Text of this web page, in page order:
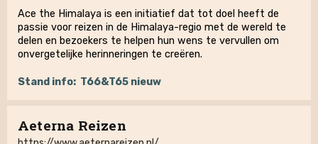
Ace the Himalaya is een initiatief dat tot doel heeft de
passie voor reizen in de Himalaya-regio met de wereld te
delen en bezoekers te helpen hun wens te vervullen om
onvergetelijke herinneringen te creëren.
Stand info: T66&T65 nieuw
Aeterna Reizen